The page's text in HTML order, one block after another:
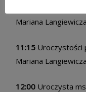
Mariana
11:15 Uroczystości
Mariana
12:00 Uroczysta